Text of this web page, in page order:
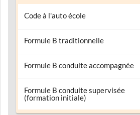
Code à l'auto école
Formule B traditionnelle
Formule B conduite accompagnée
Formule B conduite supervisée
(formation initiale)